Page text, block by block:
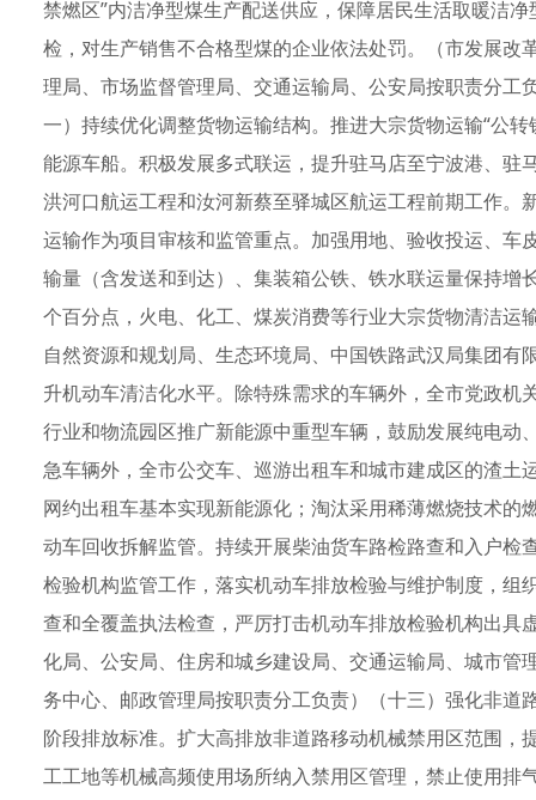
禁燃区”内洁净型煤生产配送供应，保障居民生活取暖洁
检，对生产销售不合格型煤的企业依法处罚。（市发展
理局、市场监督管理局、交通运输局、公安局按职责分
一）持续优化调整货物运输结构。推进大宗货物运输“公
能源车船。积极发展多式联运，提升驻马店至宁波港、
洪河口航运工程和汝河新蔡至驿城区航运工程前期工作
运输作为项目审核和监管重点。加强用地、验收投运、
输量（含发送和到达）、集装箱公铁、铁水联运量保持
个百分点，火电、化工、煤炭消费等行业大宗货物清洁
自然资源和规划局、生态环境局、中国铁路武汉局集团
升机动车清洁化水平。除特殊需求的车辆外，全市党政
行业和物流园区推广新能源中重型车辆，鼓励发展纯电
急车辆外，全市公交车、巡游出租车和城市建成区的渣
网约出租车基本实现新能源化；淘汰采用稀薄燃烧技术
动车回收拆解监管。持续开展柴油货车路检路查和入户
检验机构监管工作，落实机动车排放检验与维护制度，组
查和全覆盖执法检查，严厉打击机动车排放检验机构出
化局、公安局、住房和城乡建设局、交通运输局、城市
务中心、邮政管理局按职责分工负责）（十三）强化非
阶段排放标准。扩大高排放非道路移动机械禁用区范围
工工地等机械高频使用场所纳入禁用区管理，禁止使用